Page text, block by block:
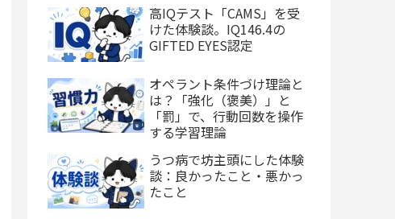
高IQテスト「CAMS」を受
けた体験談。IQ146.4の
GIFTED EYES認定
オペラント条件づけ理論と
は？「強化（褒美）」と
「罰」で、行動回数を操作
する学習理論
うつ病で坊主頭にした体験
談：良かったこと・悪かっ
たこと